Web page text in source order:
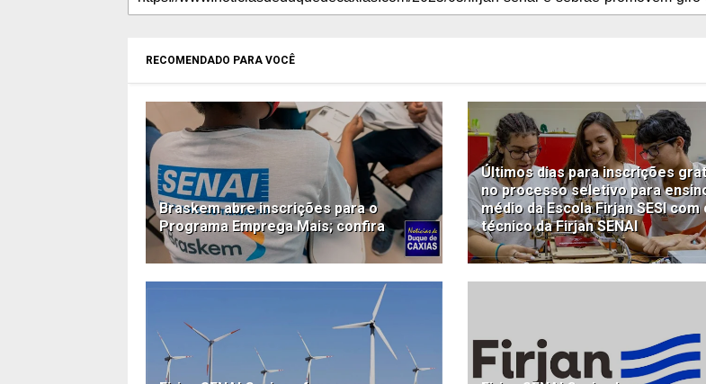
RECOMENDADO PARA VOCÊ
Braskem abre inscrições para o
Programa Emprega Mais; confira
Últimos dias para inscrições
no processo seletivo para
médio da Escola Firjan SESI com
técnico da Firjan SENAI